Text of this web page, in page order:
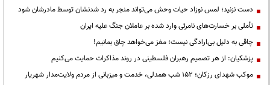
دست نزنید؛ لمس نوزاد حیات وحش می‌تواند منجر به رد شدنشان توسط مادرشان شود
تأملی بر خسارت‌های نامرئی وارد شده بر عاملان جنگ علیه ایران
چاقی به دلیل بی‌ارادگی نیست؛ مغز می‌خواهد چاق بمانیم!
پزشکیان: از هر تصمیم رهبران فلسطینی در روند مذاکرات حمایت می‌کنیم
موکب شهدای رزکان؛ ۱۵۲ شب همدلی، خدمت و میزبانی از مردم ولایت‌مدار شهریار